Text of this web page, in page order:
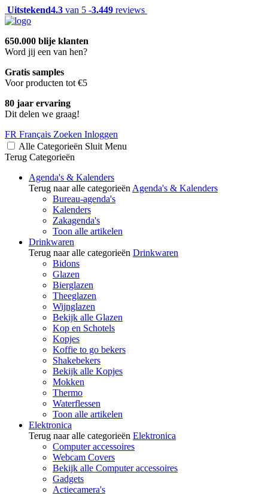
Uitstekend4.3 van 5 -3.449 reviews
650.000 blije klanten
Word jij een van hen?
Gratis samples
Voor producten tot €5
80 jaar ervaring
Dit delen we graag!
FR Français Zoeken Inloggen
Alle Categorieën Sluit Menu
Terug Categorieën
Agenda's & Kalenders
Terug naar alle categorieën Agenda's & Kalenders
Bureau-agenda's
Kalenders
Zakagenda's
Toon alle artikelen
Drinkwaren
Terug naar alle categorieën Drinkwaren
Bidons
Glazen
Bierglazen
Theeglazen
Wijnglazen
Bekijk alle Glazen
Kop en Schotels
Kopjes
Koffie to go bekers
Shakebekers
Bekijk alle Kopjes
Mokken
Thermo
Waterflessen
Toon alle artikelen
Elektronica
Terug naar alle categorieën Elektronica
Computer accessoires
Webcam Covers
Bekijk alle Computer accessoires
Gadgets
Actiecamera's